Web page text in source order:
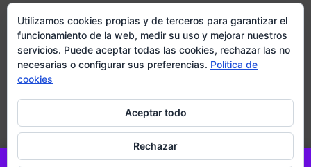
Aviso Legal
Condiciones de pedidos, envío y devoluciones
Política de privacidad
Política de cookies
Diseño y posicionamiento web porMussara.com,
Utilizamos cookies propias y de terceros para garantizar el
funcionamiento de la web, medir su uso y mejorar nuestros
servicios. Puede aceptar todas las cookies, rechazar las no
necesarias o configurar sus preferencias. Política de
cookies
Aceptar todo
Rechazar